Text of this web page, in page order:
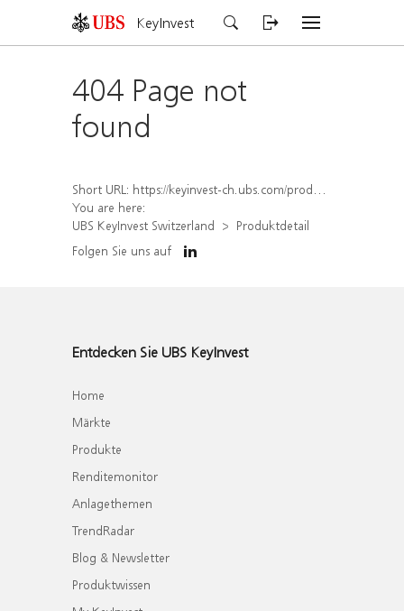
KeyInvest
404 Page not
found
Short URL: https://keyinvest-ch.ubs.com/produkt/detail/index/isin/CH1579304911
You are here:
UBS KeyInvest Switzerland
Produktdetail
Folgen Sie uns auf
Entdecken Sie UBS KeyInvest
Home
Märkte
Produkte
Renditemonitor
Anlagethemen
TrendRadar
Blog & Newsletter
Produktwissen